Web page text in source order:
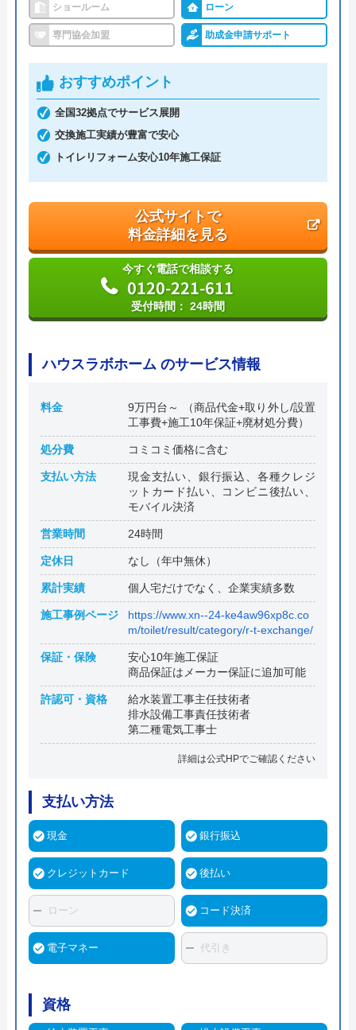
ショールーム ローン
専門協会加盟 助成金申請サポート
おすすめポイント
全国32拠点でサービス展開
交換施工実績が豊富で安心
トイレリフォーム安心10年施工保証
公式サイトで
料金詳細を見る
今すぐ電話で相談する
0120-221-611
受付時間： 24時間
ハウスラボホーム のサービス情報
料金
9万円台～ （商品代金+取り外し/設置
工事費+施工10年保証+廃材処分費）
処分費 コミコミ価格に含む
支払い方法
現金支払い、銀行振込、各種クレジ
ットカード払い、コンビニ後払い、
モバイル決済
営業時間 24時間
定休日 なし（年中無休）
累計実績 個人宅だけでなく、企業実績多数
施工事例ページ
https://www.xn--24-ke4aw96xp8c.co
m/toilet/result/category/r-t-exchange/
保証・保険
安心10年施工保証
商品保証はメーカー保証に追加可能
許認可・資格
給水装置工事主任技術者
排水設備工事責任技術者
第二種電気工事士
詳細は公式HPでご確認ください
支払い方法
現金 銀行振込
クレジットカード 後払い
ローン コード決済
電子マネー 代引き
資格